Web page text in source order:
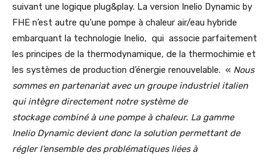
suivant une logique plug&play. La version Inelio Dynamic by
FHE n’est autre qu’une pompe à chaleur air/eau hybride
embarquant la technologie Inelio, qui associe parfaitement
les principes de la thermodynamique, de la thermochimie et
les systèmes de production d’énergie renouvelable. « Nous
sommes en partenariat avec un groupe industriel italien
qui intègre directement notre système de
stockage combiné à une pompe à chaleur. La gamme
Inelio Dynamic devient donc la solution permettant de
régler l’ensemble des problématiques liées à